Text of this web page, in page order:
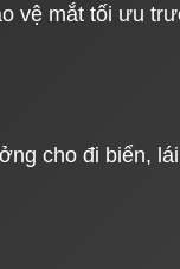
vệ mắt tối ưu
cho đi biển, lái